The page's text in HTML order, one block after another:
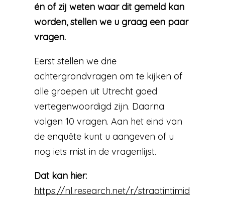
én of zij weten waar dit gemeld kan
worden, stellen we u graag een paar
vragen.
Eerst stellen we drie
achtergrondvragen om te kijken of
alle groepen uit Utrecht goed
vertegenwoordigd zijn. Daarna
volgen 10 vragen. Aan het eind van
de enquête kunt u aangeven of u
nog iets mist in de vragenlijst.
Dat kan hier:
https://nl.research.net/r/straatintimid